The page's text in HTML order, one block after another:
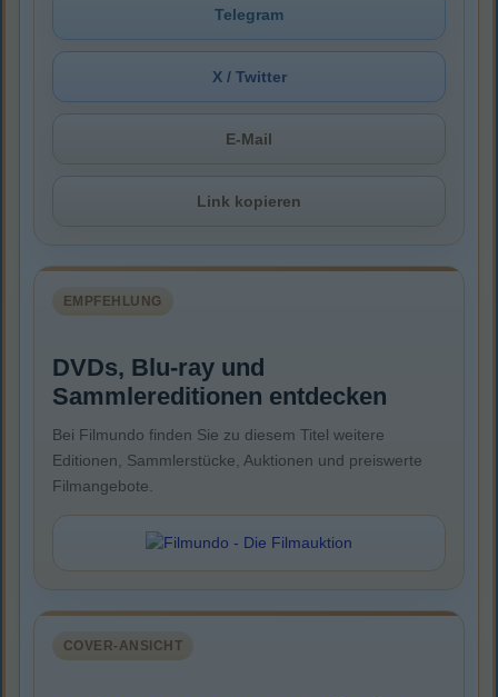
Telegram
X / Twitter
E-Mail
Link kopieren
EMPFEHLUNG
DVDs, Blu-ray und
Sammlereditionen entdecken
Bei Filmundo finden Sie zu diesem Titel weitere
Editionen, Sammlerstücke, Auktionen und preiswerte
Filmangebote.
COVER-ANSICHT